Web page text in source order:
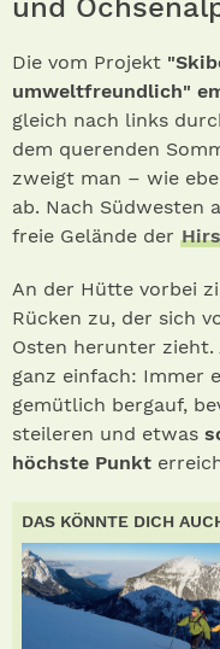
und
Die vom Projekt
umweltfreundlich"
gleich nach links
dem querenden
zweigt man – wie
ab. Nach Südwesten
freie Gelände der
An der Hütte vorbei
Rücken zu, der sich
Osten herunter
ganz einfach: Immer
gemütlich bergauf,
steileren und etwas
höchste Punkt
DAS KÖNNTE DICH